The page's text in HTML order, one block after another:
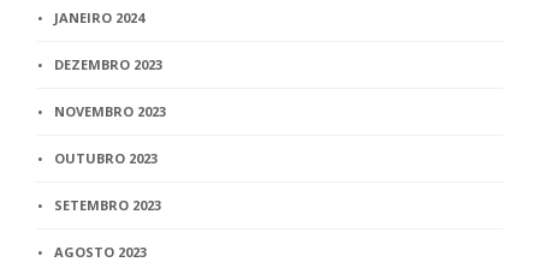
JANEIRO 2024
DEZEMBRO 2023
NOVEMBRO 2023
OUTUBRO 2023
SETEMBRO 2023
AGOSTO 2023